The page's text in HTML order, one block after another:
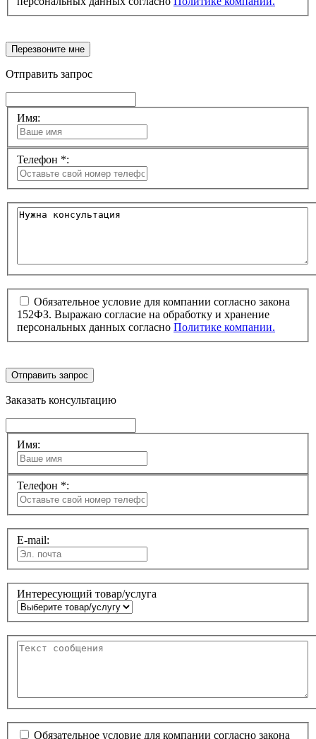
Перезвоните мне
Отправить запрос
Имя:
Телефон *:
Обязательное условие для компании согласно закона
152ФЗ. Выражаю согласие на обработку и хранение
персональных данных согласно Политике компании.
Отправить запрос
Заказать консультацию
Имя:
Телефон *:
E-mail:
Интересующий товар/услуга
Обязательное условие для компании согласно закона